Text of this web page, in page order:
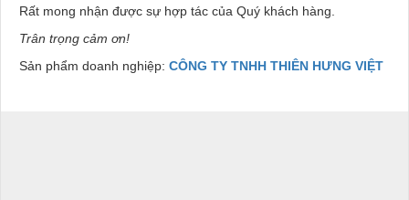
Rất mong nhận được sự hợp tác của Quý khách hàng.
Trân trọng cảm ơn!
Sản phẩm doanh nghiệp: CÔNG TY TNHH THIÊN HƯNG VIỆT